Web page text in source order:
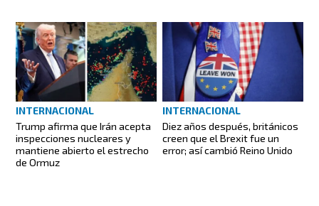
INTERNACIONAL
Trump afirma que Irán acepta
inspecciones nucleares y
mantiene abierto el estrecho
de Ormuz
INTERNACIONAL
Diez años después, británicos
creen que el Brexit fue un
error; así cambió Reino Unido